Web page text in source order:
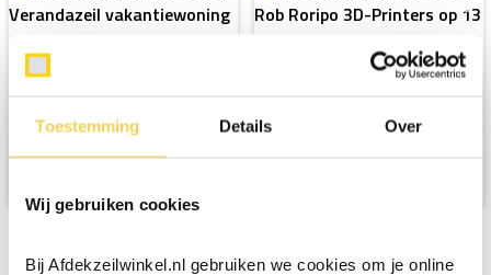
Toestemming Details Over
Wij gebruiken cookies
Bij Afdekzeilwinkel.nl gebruiken we cookies om je online